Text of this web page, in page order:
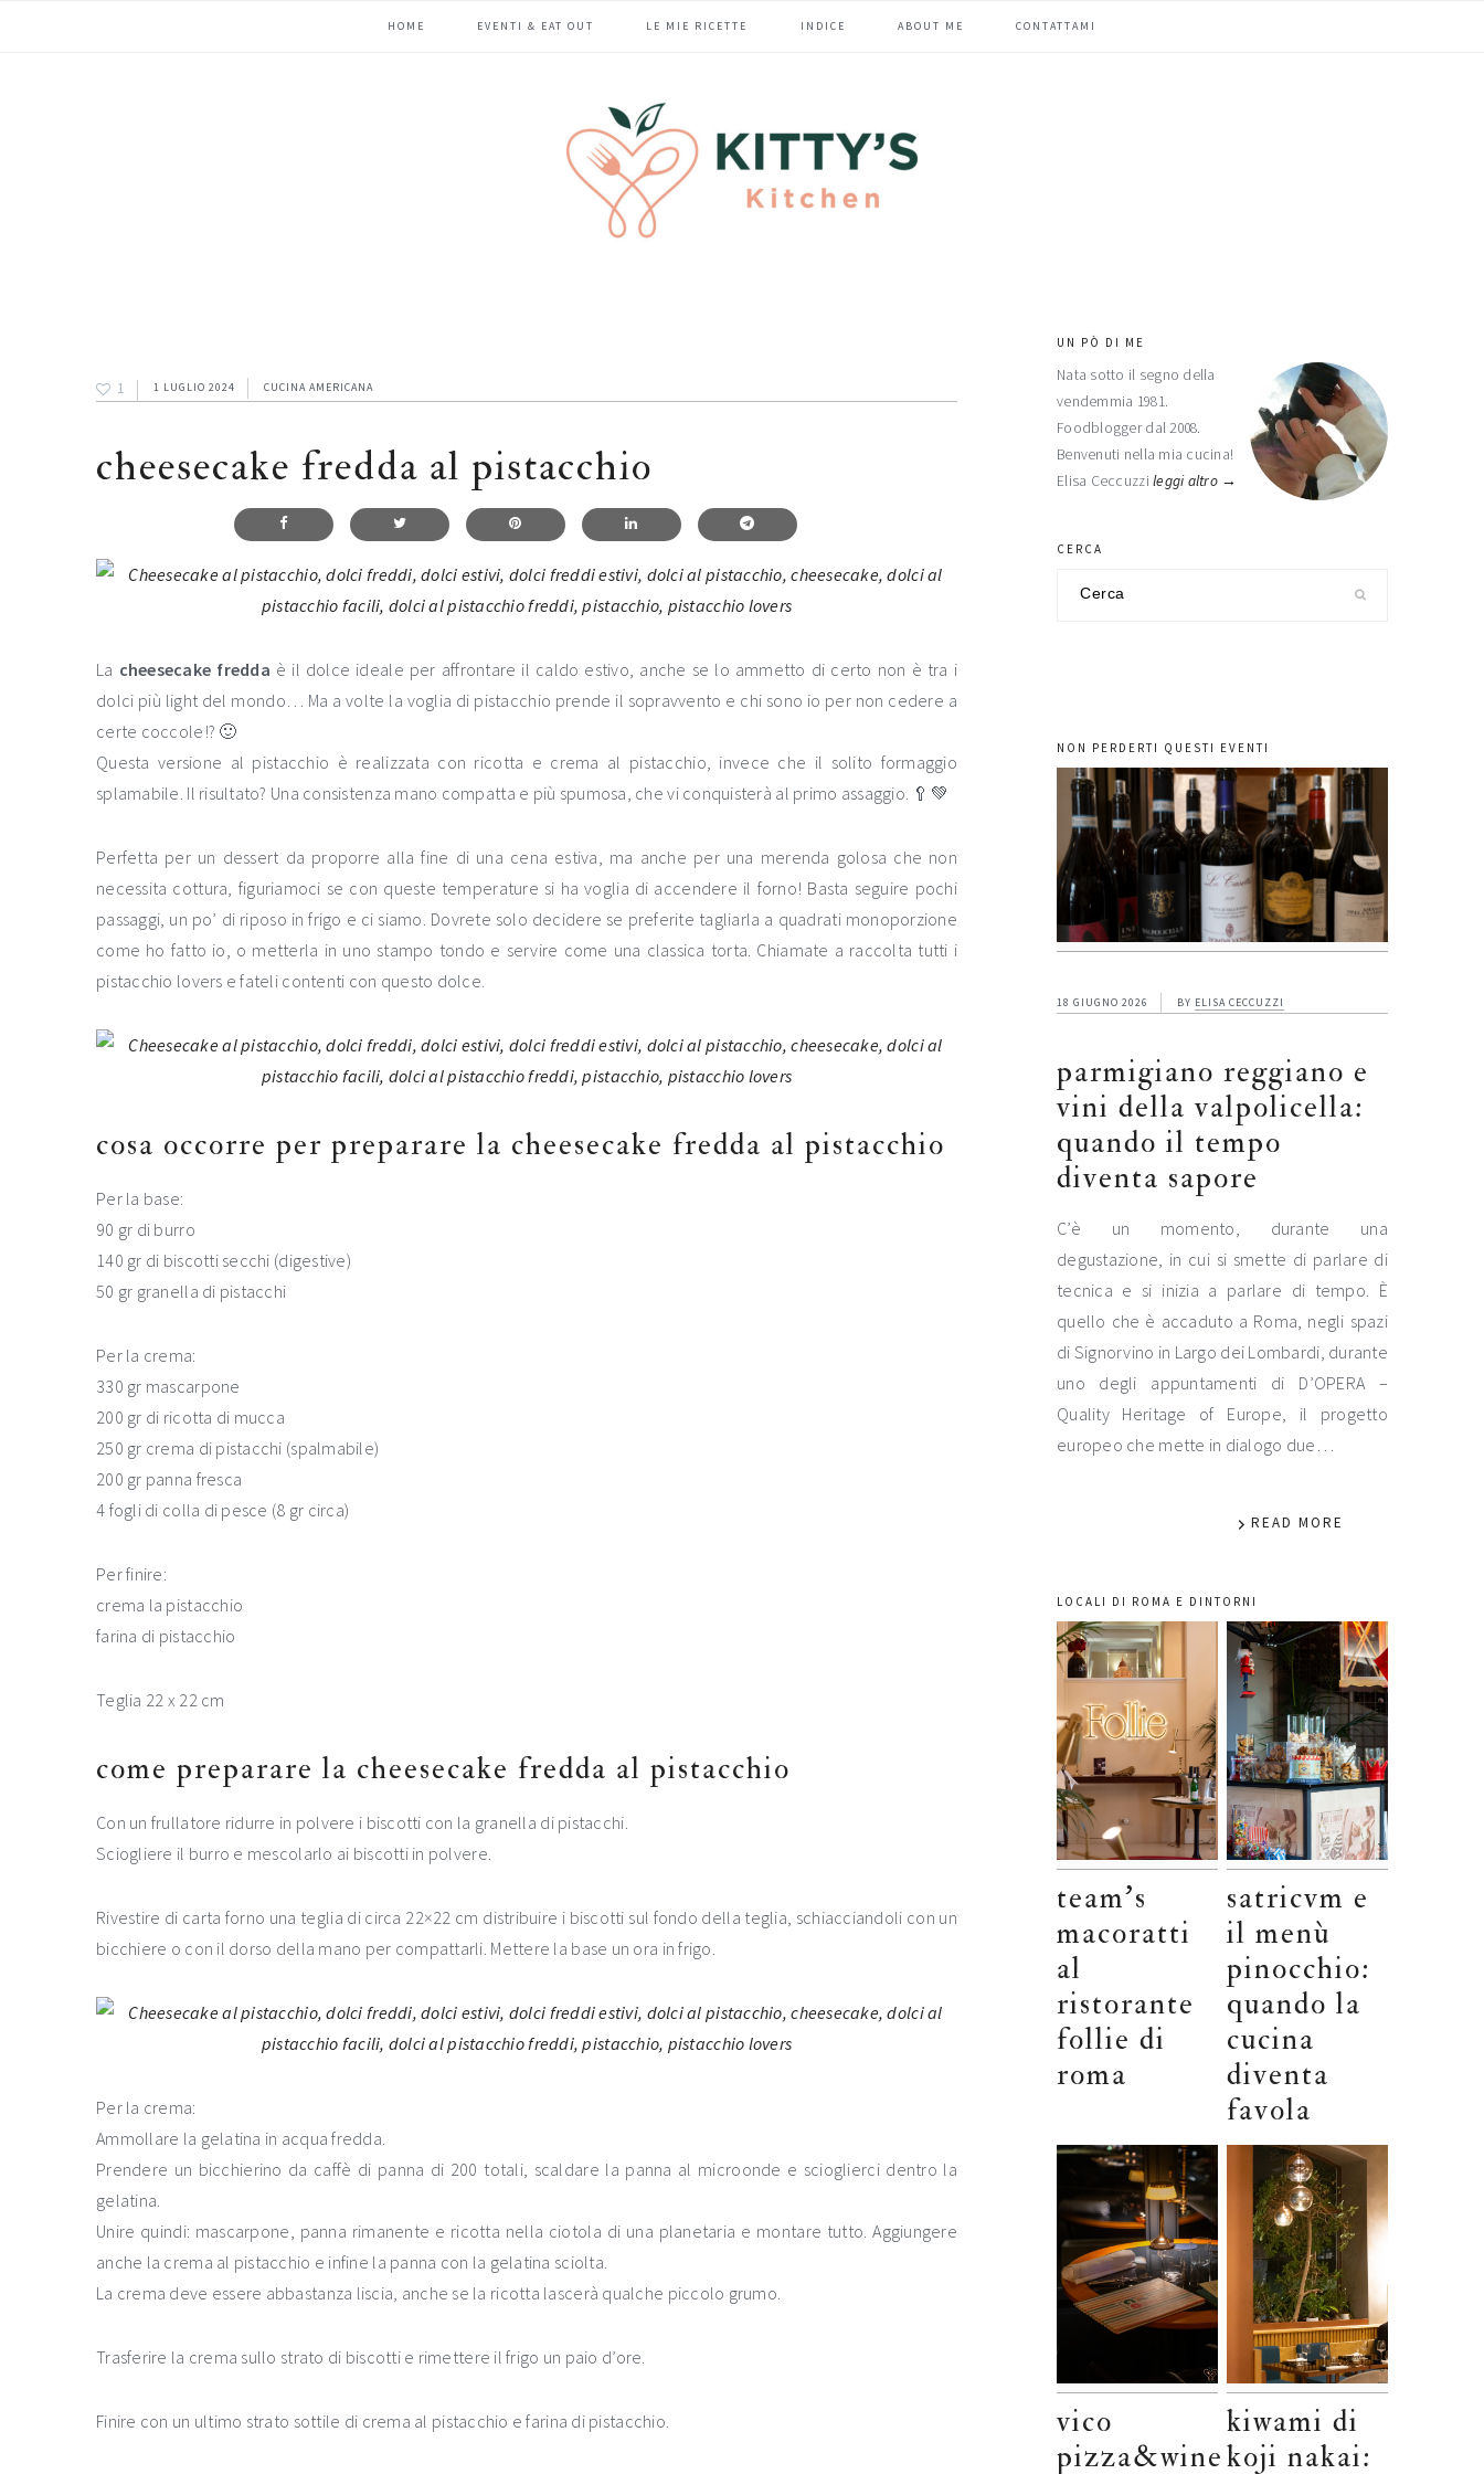
HOME EVENTI & EAT OUT LE MIE RICETTE INDICE ABOUT ME CONTATTAMI
1 1 LUGLIO 2024 CUCINA AMERICANA
cheesecake fredda al pistacchio
La cheesecake fredda è il dolce ideale per affrontare il caldo estivo, anche se lo ammetto di certo non è tra i
dolci più light del mondo… Ma a volte la voglia di pistacchio prende il sopravvento e chi sono io per non cedere a
certe coccole!? 🙂
Questa versione al pistacchio è realizzata con ricotta e crema al pistacchio, invece che il solito formaggio
splamabile. Il risultato? Una consistenza mano compatta e più spumosa, che vi conquisterà al primo assaggio. 🥄💚
Perfetta per un dessert da proporre alla fine di una cena estiva, ma anche per una merenda golosa che non
necessita cottura, figuriamoci se con queste temperature si ha voglia di accendere il forno! Basta seguire pochi
passaggi, un po’ di riposo in frigo e ci siamo. Dovrete solo decidere se preferite tagliarla a quadrati monoporzione
come ho fatto io, o metterla in uno stampo tondo e servire come una classica torta. Chiamate a raccolta tutti i
pistacchio lovers e fateli contenti con questo dolce.
cosa occorre per preparare la cheesecake fredda al pistacchio
Per la base:
90 gr di burro
140 gr di biscotti secchi (digestive)
50 gr granella di pistacchi
Per la crema:
330 gr mascarpone
200 gr di ricotta di mucca
250 gr crema di pistacchi (spalmabile)
200 gr panna fresca
4 fogli di colla di pesce (8 gr circa)
Per finire:
crema la pistacchio
farina di pistacchio
Teglia 22 x 22 cm
come preparare la cheesecake fredda al pistacchio
Con un frullatore ridurre in polvere i biscotti con la granella di pistacchi.
Sciogliere il burro e mescolarlo ai biscotti in polvere.
Rivestire di carta forno una teglia di circa 22×22 cm distribuire i biscotti sul fondo della teglia, schiacciandoli con un
bicchiere o con il dorso della mano per compattarli. Mettere la base un ora in frigo.
Per la crema:
Ammollare la gelatina in acqua fredda.
Prendere un bicchierino da caffè di panna di 200 totali, scaldare la panna al microonde e scioglierci dentro la
gelatina.
Unire quindi: mascarpone, panna rimanente e ricotta nella ciotola di una planetaria e montare tutto. Aggiungere
anche la crema al pistacchio e infine la panna con la gelatina sciolta.
La crema deve essere abbastanza liscia, anche se la ricotta lascerà qualche piccolo grumo.
Trasferire la crema sullo strato di biscotti e rimettere il frigo un paio d’ore.
Finire con un ultimo strato sottile di crema al pistacchio e farina di pistacchio.
barra
laterale
primaria
UN PÒ DI ME
Nata sotto il segno della
vendemmia 1981.
Foodblogger dal 2008.
Benvenuti nella mia cucina!
Elisa Ceccuzzileggi altro →
CERCA
NON PERDERTI QUESTI EVENTI
18 GIUGNO 2026 BY ELISA CECCUZZI
parmigiano reggiano e
vini della valpolicella:
quando il tempo
diventa sapore
C’è un momento, durante una
degustazione, in cui si smette di parlare di
tecnica e si inizia a parlare di tempo. È
quello che è accaduto a Roma, negli spazi
di Signorvino in Largo dei Lombardi, durante
uno degli appuntamenti di D’OPERA –
Quality Heritage of Europe, il progetto
europeo che mette in dialogo due…
READ MORE
LOCALI DI ROMA E DINTORNI
team’s
macoratti
al
ristorante
follie di
roma
satricvm e
il menù
pinocchio:
quando la
cucina
diventa
favola
vico
pizza&wine
kiwami di
koji nakai: